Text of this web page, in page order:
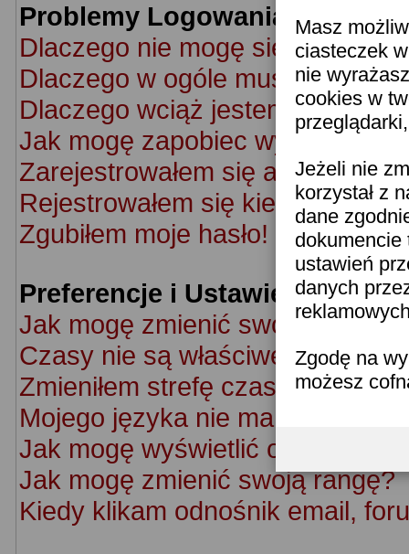
Masz
ciasteczek
nie
cookies w
Jeżeli nie
korzystał z
dane
dokumencie
ustawień
danych
Zgodę na
możesz
Problemy Logowania i
Dlaczego nie mogę się
Dlaczego w ogóle muszę się
Dlaczego wciąż jestem
Jak mogę zapobiec
Zarejestrowałem się ale nie
Rejestrowałem się kiedyś ale
Zgubiłem moje hasło!
Preferencje i Ustawienia
Jak mogę zmienić swoje
Czasy nie są właściwe!
Zmieniłem strefę czasową ale
Mojego języka nie ma na liście!
Jak mogę wyświetlić obrazek
Jak mogę zmienić swoją rangę?
Kiedy klikam odnośnik email,